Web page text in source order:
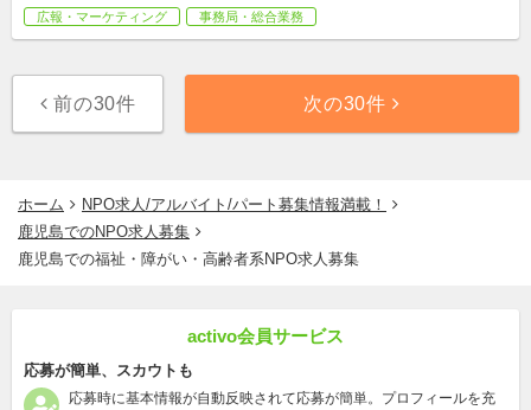
広報・マーケティング
事務局・総合業務
前の30件 次の30件
ホーム
NPO求人/アルバイト/パート募集情報満載！
鹿児島でのNPO求人募集
鹿児島での福祉・障がい・高齢者系NPO求人募集
activo会員サービス
応募が簡単、スカウトも
応募時に基本情報が自動反映されて応募が簡単。プロフィールを充